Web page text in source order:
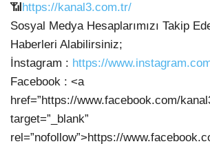
📶https://kanal3.com.tr/
Sosyal Medya Hesaplarımızı Takip
Haberleri Alabilirsiniz;
İnstagram : https://
Facebook : <a
href=”https://www.facebook.com/
target=”_blank”
rel=”nofollow”>https://